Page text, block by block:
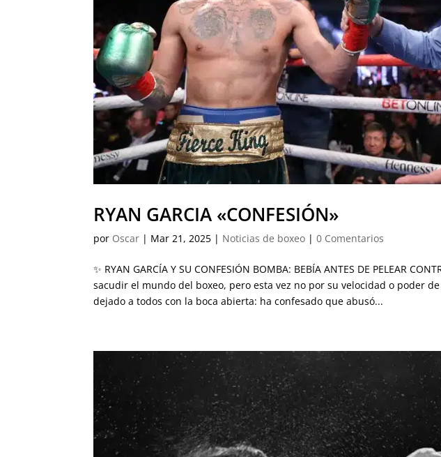
RYAN GARCIA «CONFESIÓN»
por Oscar | Mar 21, 2025 | Noticias de boxeo |0 Comentarios
✨ RYAN GARCÍA Y SU CONFESIÓN BOMBA: BEBÍA ANTES DE PELEAR
sacudir el mundo del boxeo, pero esta vez no por su velocidad o poder
dejado a todos con la boca abierta: ha confesado que abusó...